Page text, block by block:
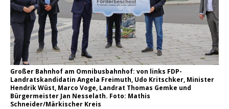
Großer Bahnhof am Omnibusbahnhof: von links FDP-
Landratskandidatin Angela Freimuth, Udo Kritschker, Minister
Hendrik Wüst, Marco Voge, Landrat Thomas Gemke und
Bürgermeister Jan Nesselath. Foto: Mathis
Schneider/Märkischer Kreis